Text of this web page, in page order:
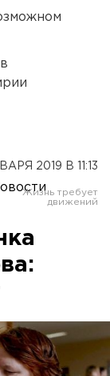
2019 В 11:13